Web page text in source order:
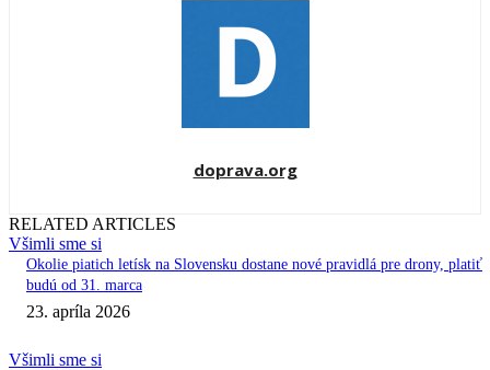
doprava.org
RELATED ARTICLES
Všimli sme si
Okolie piatich letísk na Slovensku dostane nové pravidlá pre drony, platiť
budú od 31. marca
23. apríla 2026
Všimli sme si